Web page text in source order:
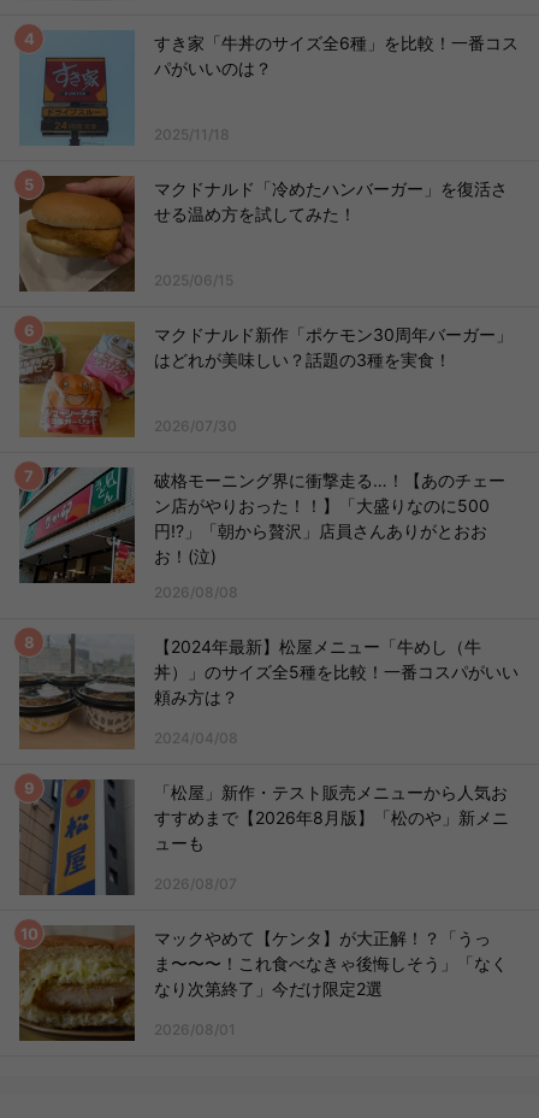
すき家「牛丼のサイズ全6種」を比較！一番コス
パがいいのは？
2025/11/18
マクドナルド「冷めたハンバーガー」を復活さ
せる温め方を試してみた！
2025/06/15
マクドナルド新作「ポケモン30周年バーガー」
はどれが美味しい？話題の3種を実食！
2026/07/30
破格モーニング界に衝撃走る…！【あのチェー
ン店がやりおった！！】「大盛りなのに500
円!?」「朝から贅沢」店員さんありがとおお
お！(泣)
2026/08/08
【2024年最新】松屋メニュー「牛めし（牛
丼）」のサイズ全5種を比較！一番コスパがいい
頼み方は？
2024/04/08
「松屋」新作・テスト販売メニューから人気お
すすめまで【2026年8月版】「松のや」新メニ
ューも
2026/08/07
マックやめて【ケンタ】が大正解！？「うっ
ま〜〜〜！これ食べなきゃ後悔しそう」「なく
なり次第終了」今だけ限定2選
2026/08/01